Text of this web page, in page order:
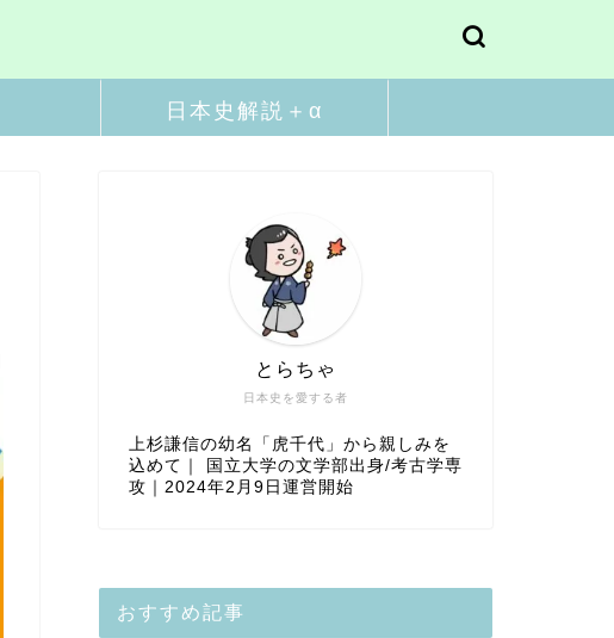
日本史解説＋α
日本史を愛する者
とらちゃ
上杉謙信の幼名「虎千代」から親しみを
込めて｜ 国立大学の文学部出身/考古学専
攻｜2024年2月9日運営開始
おすすめ記事